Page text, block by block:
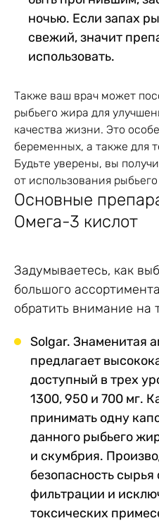
ночью. Если запах
свежий, значит
использовать.
Также ваш врач может
рыбьего жира для
качества жизни. Это
беременных, а также для
Будьте уверены, вы
от использования
Основные
Омега-3 кислот
Задумываетесь, как
большого
обратить внимание на
Solgar. Знаменитая
предлагает
доступный в трех
1300, 950 и 700 мг.
принимать одну
данного рыбьего
и скумбрия.
безопасность
фильтрации и
токсических